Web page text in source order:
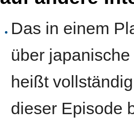
Das in einem
über
heißt
dieser Episode